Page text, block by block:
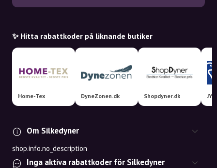
✨ Hitta rabattkoder på liknande butiker
Home-Tex DyneZonen.dk Shopdyner.dk
Om Silkedyner
shop.info.no_description
Inga aktiva rabattkoder för Silkedyner